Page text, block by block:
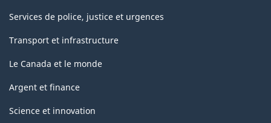
Services de police, justice et urgences
Transport et infrastructure
Le Canada et le monde
Argent et finance
Science et innovation